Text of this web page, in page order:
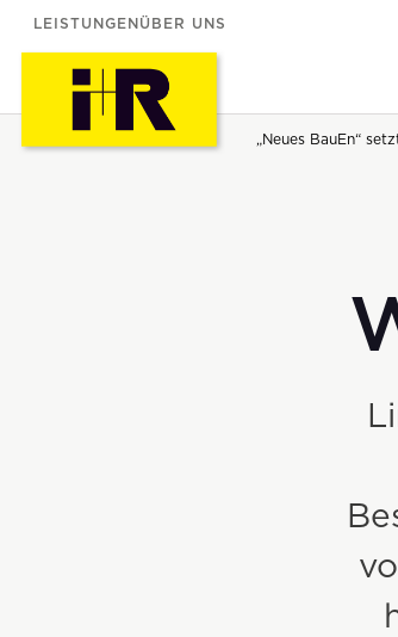
LEISTUNGENÜBER UNS
„Neues BauEn“